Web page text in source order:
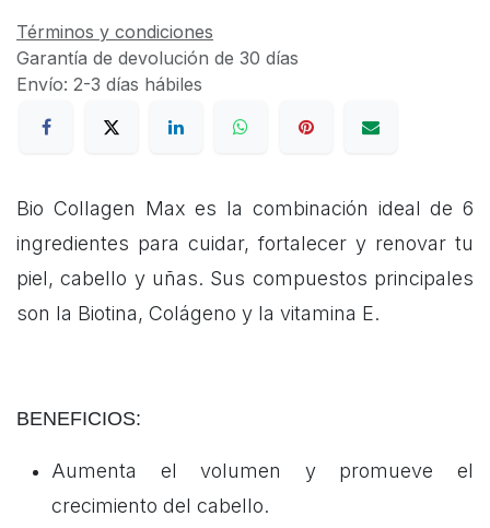
Términos y condiciones
Garantía de devolución de 30 días
Envío: 2-3 días hábiles
Bio Collagen Max es la combinación ideal de 6
ingredientes para cuidar, fortalecer y renovar tu
piel, cabello y uñas. Sus compuestos principales
son la Biotina, Colágeno y la vitamina E.
BENEFICIOS:
Aumenta el volumen y promueve el
crecimiento del cabello.